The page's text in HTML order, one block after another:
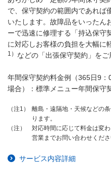
で、保守契約の範囲内であれば
いたします。故障品をいったん
ーで迅速に修理する「持込保守
に対応しお客様の負担を大幅に
1） などの「出張保守契約」をご
年間保守契約料金例（365日9
場合）：標準メニュー年間保守
（注1）
離島・遠隔地・天候などの
ります。
（注）
対応時間に応じて料金は変
営業までお問い合わせくださ
サービス内容詳細